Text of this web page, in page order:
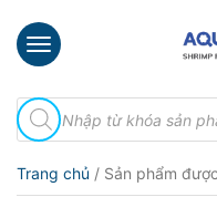
×
chủ
thiệu
Tìm
kiếm
sản
Trang chủ / Sản phẩm